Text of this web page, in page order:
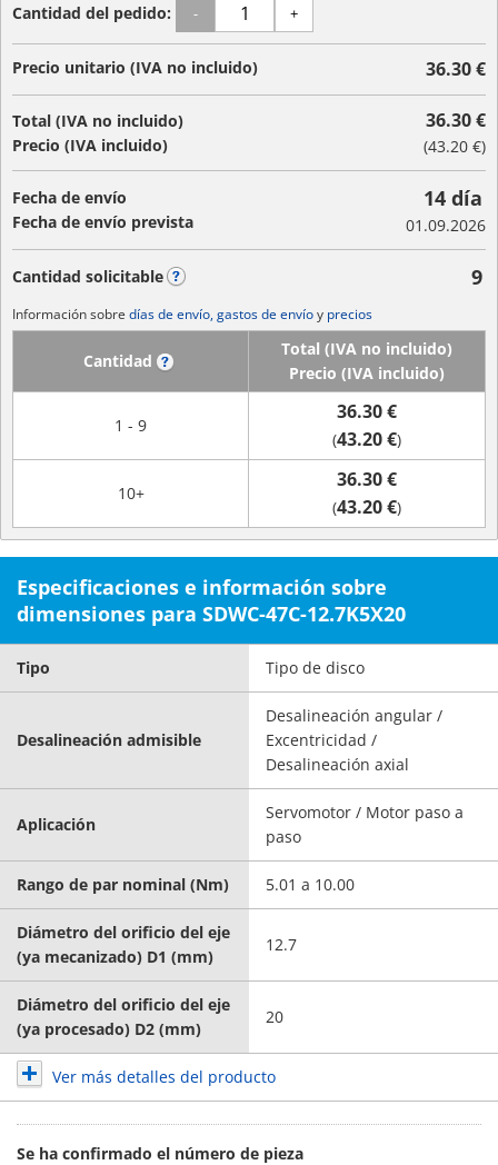
Cantidad del pedido: - +
Precio unitario (IVA no incluido) 36.30 €
Total (IVA no incluido)
Precio (IVA incluido)
36.30 €
(43.20 €)
Fecha de envío
Fecha de envío prevista
14 día
01.09.2026
Cantidad solicitable 9
Información sobre días de envío, gastos de envíoy precios
Cantidad
Total (IVA no incluido)
Precio (IVA incluido)
1 - 9
36.30 €
(43.20 €)
10+
36.30 €
(43.20 €)
Especificaciones e información sobre
dimensiones para SDWC-47C-12.7K5X20
Tipo Tipo de disco
Desalineación admisible
Desalineación angular /
Excentricidad /
Desalineación axial
Aplicación
Servomotor / Motor paso a
paso
Rango de par nominal (Nm) 5.01 a 10.00
Diámetro del orificio del eje
(ya mecanizado) D1 (mm)
12.7
Diámetro del orificio del eje
(ya procesado) D2 (mm)
20
Ver más detalles del producto
Se ha confirmado el número de pieza